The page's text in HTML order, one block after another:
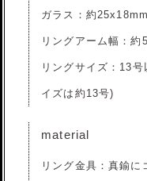
ガラス：約25x18mm
リングアーム幅：
リングサイズ：13
イズは約13号)
material
リング金具：真鍮に